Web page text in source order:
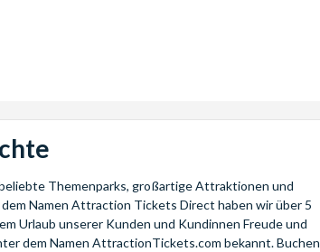
Themenparks, großartige Attraktionen und
Namen Attraction Tickets Direct haben wir über 5
Urlaub unserer Kunden und Kundinnen Freude und
dem Namen AttractionTickets.com bekannt. Buchen